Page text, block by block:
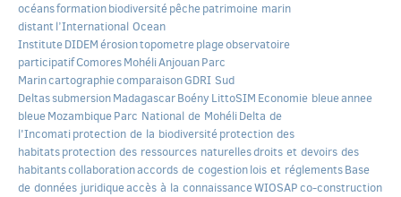
océansformationbiodiversitépêchepatrimoine marin
distantl’International Ocean
InstituteDIDEMérosiontopometreplageobservatoire
participatifComoresMohéliAnjouanParc
MarincartographiecomparaisonGDRI Sud
DeltassubmersionMadagascarBoény LittoSIM Economie bleueannee
bleueMozambiqueParc National de MohéliDelta de
l'Incomatiprotection de la biodiversitéprotection des
habitatsprotection des ressources naturellesdroits et devoirs des
habitantscollaborationaccords de cogestionlois et réglementsBase
de données juridiqueaccès à la connaissanceWIOSAPco-construction